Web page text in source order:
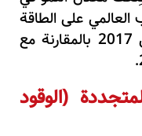
العالمي على الطاقة
2017 بالمقارنة مع
.
(الوقود